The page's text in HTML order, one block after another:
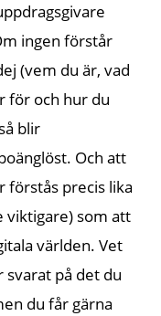
ingen förstår
(vem du är, vad
för och hur du
blir
Och att
förstås precis lika
viktigare) som att
världen. Vet
svarat på det du
du får gärna